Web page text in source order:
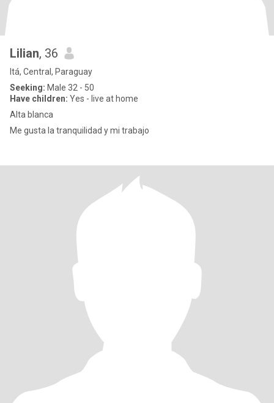
Lilian, 36
Itá, Central, Paraguay
Seeking: Male 32 - 50
Have children: Yes - live at home
Alta blanca
Me gusta la tranquilidad y mi trabajo